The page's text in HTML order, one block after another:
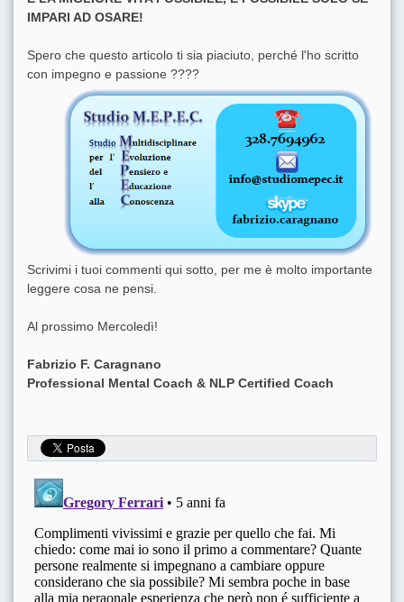
IMPARI AD OSARE!
Spero che questo articolo ti sia piaciuto, perché l'ho scritto
con impegno e passione ????
Scrivimi i tuoi commenti qui sotto, per me è molto importante
leggere cosa ne pensi.
Al prossimo Mercoledì!
Fabrizio F. Caragnano
Professional Mental Coach & NLP Certified Coach